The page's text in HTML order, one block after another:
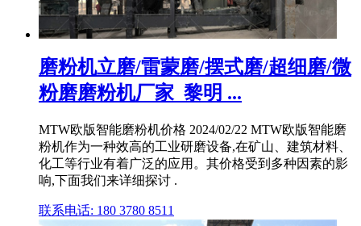
磨粉机立磨/雷蒙磨/摆式磨/超细磨/微
粉磨磨粉机厂家_黎明 ...
MTW欧版智能磨粉机价格 2024/02/22 MTW欧版智能磨
粉机作为一种效高的工业研磨设备,在矿山、建筑材料、
化工等行业有着广泛的应用。其价格受到多种因素的影
响,下面我们来详细探讨 .
联系电话: 180 3780 8511